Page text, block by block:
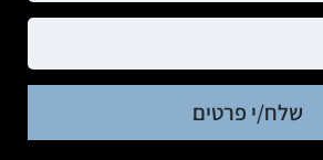
שלח/י פרטים